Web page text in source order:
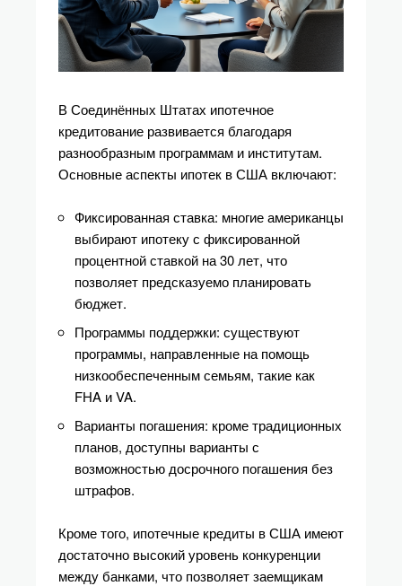
В Соединённых Штатах ипотечное
кредитование развивается благодаря
разнообразным программам и институтам.
Основные аспекты ипотек в США включают:
Фиксированная ставка: многие американцы
выбирают ипотеку с фиксированной
процентной ставкой на 30 лет, что
позволяет предсказуемо планировать
бюджет.
Программы поддержки: существуют
программы, направленные на помощь
низкообеспеченным семьям, такие как
FHA и VA.
Варианты погашения: кроме традиционных
планов, доступны варианты с
возможностью досрочного погашения без
штрафов.
Кроме того, ипотечные кредиты в США имеют
достаточно высокий уровень конкуренции
между банками, что позволяет заемщикам